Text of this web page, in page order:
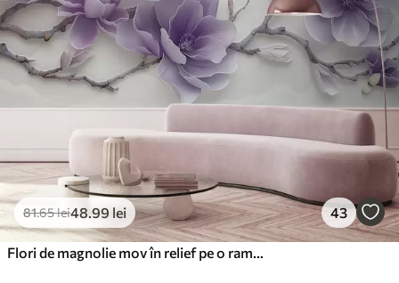
81.65lei48 .99 lei 43